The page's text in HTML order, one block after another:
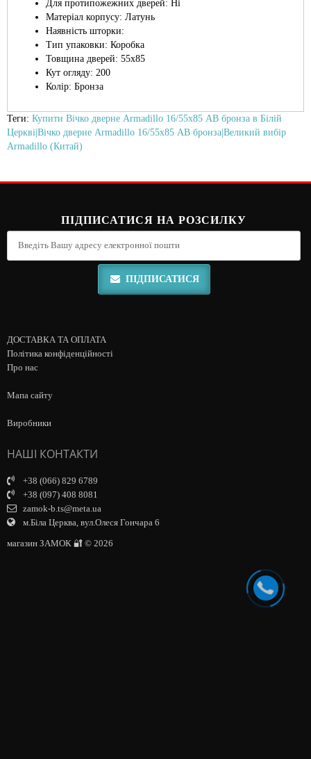
Для протипожежних дверей: Ні
Матеріал корпусу: Латунь
Наявність шторки:
Тип упаковки: Коробка
Товщина дверей: 55х85
Кут огляду: 200
Колір: Бронза
Теги: Купити Вічко дверне Armadillo 16/55х85 AB бронза в Білій
Церкві|Вічко дверне Armadillo 16/55х85 AB бронза|Великий вибір
Armadillo (Китай)
ПІДПИСАТИСЯ НА РОЗСИЛКУ
ПІДПИСАТИСЯ
ДОСТАВКА ТА ОПЛАТА
Політика конфіденційності
Про нас
Мапа сайту
Виробники
НАШІ КОНТАКТИ
+38 (066) 829 6789
+38 (097) 408 8081
zamok-b.ts@meta.ua
м.Біла Церква, вул.Олеся Гончара 6
магазин ЗАМОК 🔐 © 2026